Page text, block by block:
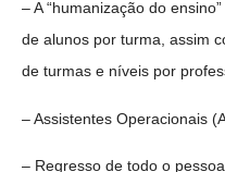
– A “humanização do
de alunos por turma, assim
de turmas e níveis por
– Assistentes Operacionais
– Regresso de todo o